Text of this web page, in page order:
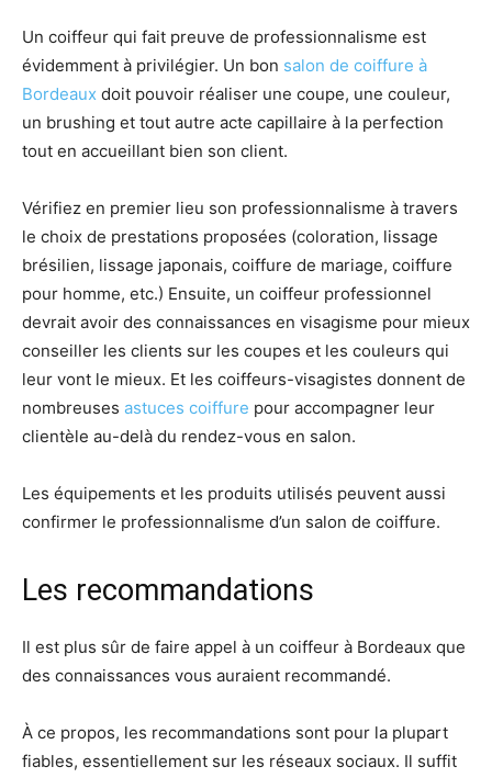
Un coiffeur qui fait preuve de professionnalisme est
évidemment à privilégier. Un bon salon de coiffure à
Bordeaux doit pouvoir réaliser une coupe, une couleur,
un brushing et tout autre acte capillaire à la perfection
tout en accueillant bien son client.
Vérifiez en premier lieu son professionnalisme à travers
le choix de prestations proposées (coloration, lissage
brésilien, lissage japonais, coiffure de mariage, coiffure
pour homme, etc.) Ensuite, un coiffeur professionnel
devrait avoir des connaissances en visagisme pour mieux
conseiller les clients sur les coupes et les couleurs qui
leur vont le mieux. Et les coiffeurs-visagistes donnent de
nombreuses astuces coiffure pour accompagner leur
clientèle au-delà du rendez-vous en salon.
Les équipements et les produits utilisés peuvent aussi
confirmer le professionnalisme d’un salon de coiffure.
Les recommandations
Il est plus sûr de faire appel à un coiffeur à Bordeaux que
des connaissances vous auraient recommandé.
À ce propos, les recommandations sont pour la plupart
fiables, essentiellement sur les réseaux sociaux. Il suffit